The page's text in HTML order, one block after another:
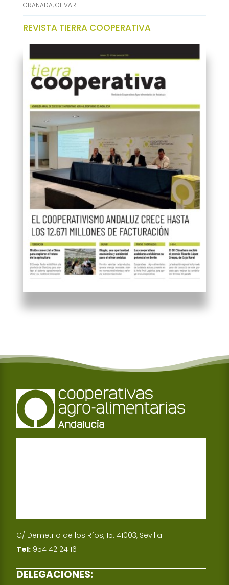
GRANADA,OLIVAR
REVISTA TIERRA COOPERATIVA
C/ Demetrio de los Ríos, 15. 41003, Sevilla
Tel: 954 42 24 16
DELEGACIONES: